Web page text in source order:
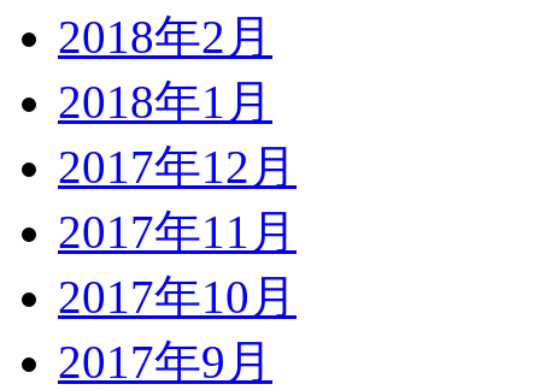
2018年2月
2018年1月
2017年12月
2017年11月
2017年10月
2017年9月